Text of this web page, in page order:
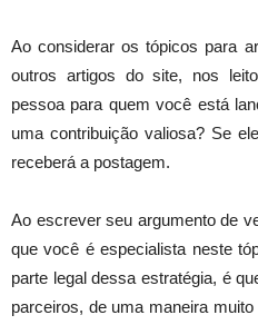
Ao considerar os tópicos para
outros artigos do site, nos
pessoa para quem você está
uma contribuição valiosa? Se
receberá a postagem.
Ao escrever seu argumento de
que você é especialista neste
parte legal dessa estratégia, é
parceiros, de uma maneira